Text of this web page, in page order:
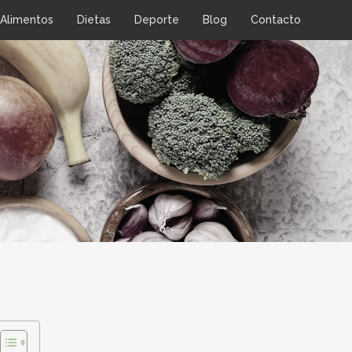
Alimentos Dietas Deporte Blog Contacto